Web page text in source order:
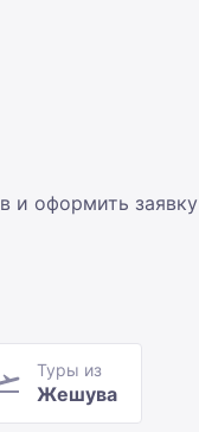
и оформить заявку
Туры из
Жешува